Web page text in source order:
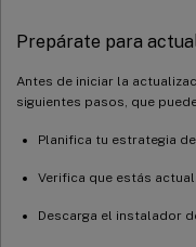
Prepárate para
Antes de iniciar la
siguientes pasos, que
Planifica tu estrategia
Verifica que estás
Descarga el instalador